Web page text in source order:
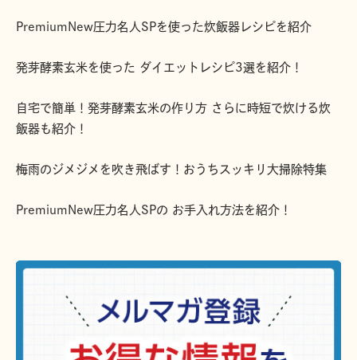
PremiumNew圧力名人SPを使った炊飯器レシピを紹介
発芽酵素玄米を使った ダイエットレシピ3選を紹介！
自宅で簡単！発芽酵素玄米の作り方 さらに時短で炊ける炊
飯器も紹介！
梅雨のジメジメを吹き飛ばす！おうちスッキリ大掃除特集
PremiumNew圧力名人SPの お手入れ方法を紹介！